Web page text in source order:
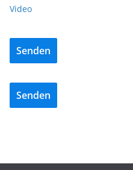
Video
Senden
Senden